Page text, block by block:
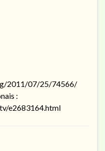
2011/07/25/74566/
:
e2683164.html